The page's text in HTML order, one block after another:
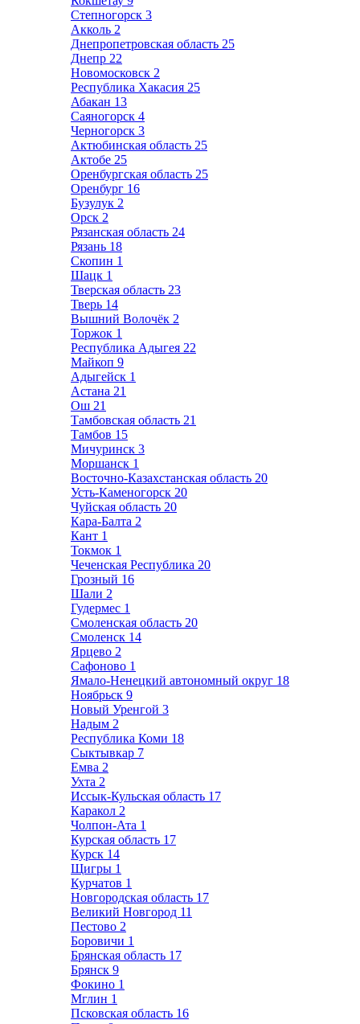
Степногорск 3
Акколь 2
Днепропетровская область 25
Днепр 22
Новомосковск 2
Республика Хакасия 25
Абакан 13
Саяногорск 4
Черногорск 3
Актюбинская область 25
Актобе 25
Оренбургская область 25
Оренбург 16
Бузулук 2
Орск 2
Рязанская область 24
Рязань 18
Скопин 1
Шацк 1
Тверская область 23
Тверь 14
Вышний Волочёк 2
Торжок 1
Республика Адыгея 22
Майкоп 9
Адыгейск 1
Астана 21
Ош 21
Тамбовская область 21
Тамбов 15
Мичуринск 3
Моршанск 1
Восточно-Казахстанская область 20
Усть-Каменогорск 20
Чуйская область 20
Кара-Балта 2
Кант 1
Токмок 1
Чеченская Республика 20
Грозный 16
Шали 2
Гудермес 1
Смоленская область 20
Смоленск 14
Ярцево 2
Сафоново 1
Ямало-Ненецкий автономный округ 18
Ноябрьск 9
Новый Уренгой 3
Надым 2
Республика Коми 18
Сыктывкар 7
Емва 2
Ухта 2
Иссык-Кульская область 17
Каракол 2
Чолпон-Ата 1
Курская область 17
Курск 14
Щигры 1
Курчатов 1
Новгородская область 17
Великий Новгород 11
Пестово 2
Боровичи 1
Брянская область 17
Брянск 9
Фокино 1
Мглин 1
Псковская область 16